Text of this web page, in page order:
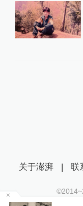
关于澎湃 | 联
©2014~
沪ICP证：沪